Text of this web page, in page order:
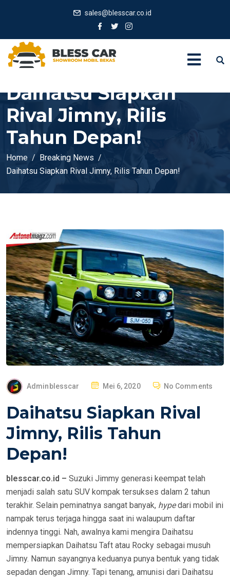
sales@blesscar.co.id
Daihatsu Siapkan
Rival Jimny, Rilis
Tahun Depan!
Home
Breaking News
Daihatsu Siapkan Rival Jimny, Rilis Tahun Depan!
Adminblesscar
P
S
E
N
Mei 6, 2020 No Comments
Daihatsu Siapkan Rival
Jimny, Rilis Tahun
Depan!
blesscar.co.id – Suzuki Jimmy generasi keempat telah
menjadi salah satu SUV kompak tersukses dalam 2 tahun
terakhir. Selain peminatnya sangat banyak, hypedari mobil ini
nampak terus terjaga hingga saat ini walaupum daftar
indennya tinggi. Nah, awalnya kami mengira Daihatsu
mempersiapkan Daihatsu Taft atau Rocky sebagai musuh
Jimny. Namun sayangnya keduanya punya bentuk yang tidak
sepadan dengan Jimny. Tapi tenang, amunisi dari Daihatsu